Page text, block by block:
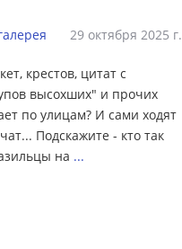
29 октября 2025 г.
крестов, цитат с
высохших" и прочих
по улицам? И сами ходят
Подскажите - кто так
на ...